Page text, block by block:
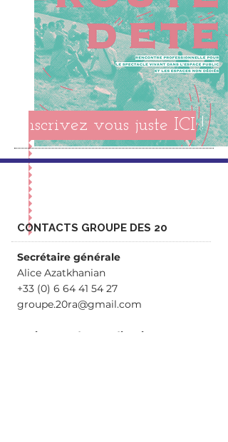
Inscrivez vous juste ICI !
CONTACTS GROUPE DES 20
Secrétaire générale
Alice Azatkhanian
+33 (0) 6 64 41 54 27
groupe.20ra@gmail.com
Assistante de coordination